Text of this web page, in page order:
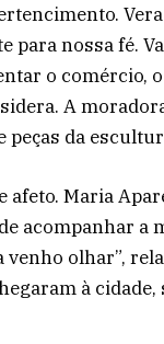
para nossa fé.
o comércio,
A
peças da
afeto. Maria
acompanhar a
olhar”,
à